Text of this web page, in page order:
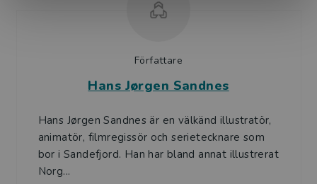
Författare
Hans Jørgen Sandnes
Hans Jørgen Sandnes är en välkänd illustratör,
animatör, filmregissör och serietecknare som
bor i Sandefjord. Han har bland annat illustrerat
Norg...